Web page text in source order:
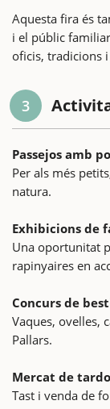
Aquesta fira és
i el públic
oficis, tradicions
3
Passejos amb
Per als més
natura.
Exhibicions de
Una oportunitat
rapinyaires en
Concurs de
Vaques, ovelles,
Pallars.
Mercat de
Tast i venda de